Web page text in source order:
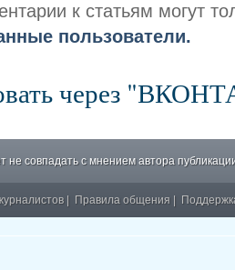
к статьям могут
пользователи.
через
не совпадать с мнением автора
Правила общения